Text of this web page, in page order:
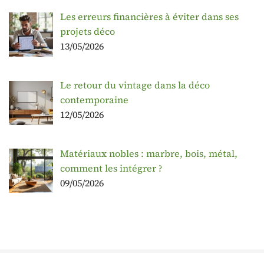
Les erreurs financières à éviter dans ses
projets déco
13/05/2026
Le retour du vintage dans la déco
contemporaine
12/05/2026
Matériaux nobles : marbre, bois, métal,
comment les intégrer ?
09/05/2026